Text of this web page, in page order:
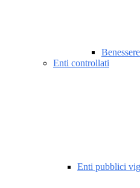
Enti controllati
Enti pubblici